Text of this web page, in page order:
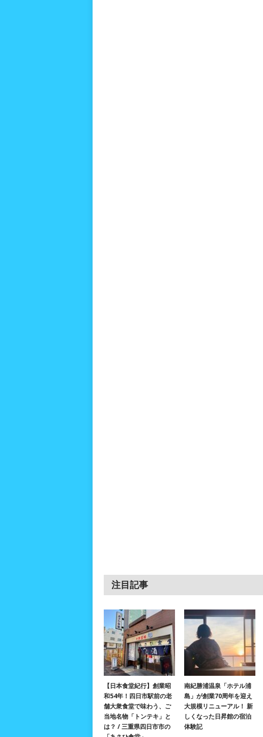
注目記事
【日本食堂紀行】創業昭
和54年！四日市駅前の老
舗大衆食堂で味わう、ご
当地名物「トンテキ」と
は？ / 三重県四日市市の
南紀勝浦温泉「ホテル浦
島」が創業70周年を迎え
大規模リニューアル！ 新
しくなった日昇館の宿泊
体験記